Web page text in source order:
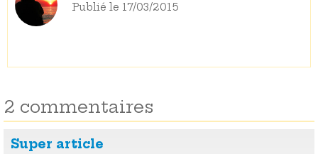
Publié le 17/03/2015
2 commentaires
Super article